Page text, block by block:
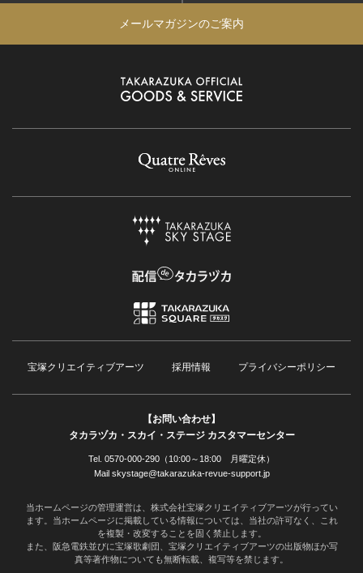
メールマガジンのご案内
宝塚クリエイティブアーツ 採用情報 プライバシーポリシー
【お問い合わせ】
タカラヅカ・スカイ・ステージ カスタマーセンター
Tel. 0570-000-290（10:00～18:00 月曜定休）
Mail skystage@takarazuka-revue-support.jp
当ホームページの管理運営は、株式会社宝塚クリエイティブアーツが行ってい
ます。当ホームページに掲載している情報については、当社の許可なく、これ
を複製・改変することを固く禁止します。
また、阪急電鉄並びに宝塚歌劇団、宝塚クリエイティブアーツの出版物ほか写
真等著作物についても無断転載、複写等を禁じます。